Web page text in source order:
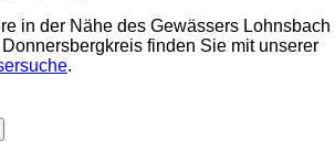
in der Nähe des Gewässers Lohnsbach
finden Sie mit unserer
.